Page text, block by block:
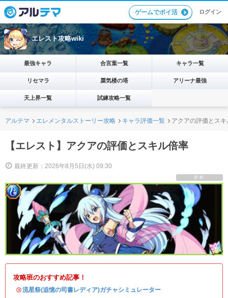
ゲームでポイ活 ログイン
エレスト攻略wiki
最強キャラ 合言葉一覧 キャラ一覧
リセマラ 蜃気楼の塔 アリーナ最強
天上界一覧 試練攻略一覧
アルテマ エレメンタルストーリー攻略 キャラ評価一覧 アクアの評価とスキ
【エレスト】アクアの評価とスキル倍率
最終更新：2026年8月5日(水) 09:30
PR
攻略班のおすすめ記事！
・流星祭(追憶の司書レディア)ガチャシミュレーター